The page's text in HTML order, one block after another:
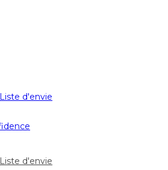
Liste d'envie
Liste d'envie